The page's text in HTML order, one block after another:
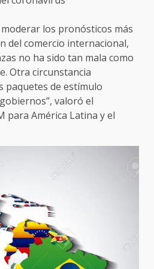
los pronósticos más
del comercio internacional,
no ha sido tan mala como
Otra circunstancia
paquetes de estímulo
valoró el
para América Latina y el